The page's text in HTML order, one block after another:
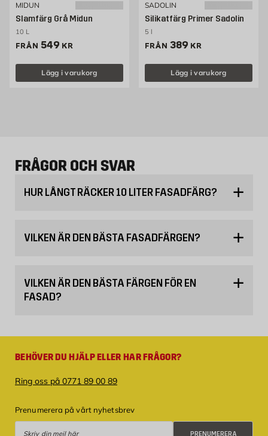
MIDUN
Slamfärg Grå Midun
10 L
FRÅN Pris 549 kr
549 KR
Lägg i varukorg
SADOLIN
Silikatfärg Primer Sadolin
5 l
FRÅN Pris 389 kr
389 KR
Lägg i varukorg
FRÅGOR OCH SVAR
HUR LÅNGT RÄCKER 10 LITER FASADFÄRG?
VILKEN ÄR DEN BÄSTA FASADFÄRGEN?
VILKEN ÄR DEN BÄSTA FÄRGEN FÖR EN
FASAD?
BEHÖVER DU HJÄLP ELLER HAR FRÅGOR?
Ring oss på 0771 89 00 89
Prenumerera på vårt nyhetsbrev
PRENUMERERA